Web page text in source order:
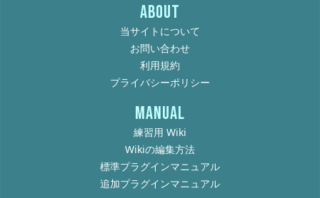
ABOUT
当サイトについて
お問い合わせ
利用規約
プライバシーポリシー
MANUAL
練習用 Wiki
Wikiの編集方法
標準プラグインマニュアル
追加プラグインマニュアル